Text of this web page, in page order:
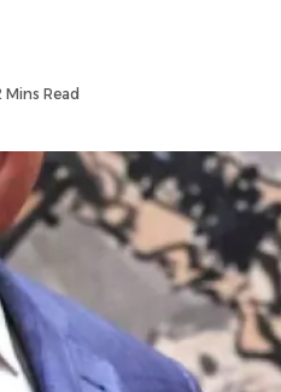
Mins Read